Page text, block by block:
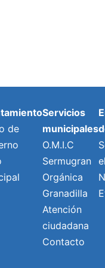
de
Servicios
municipales
O.M.I.C
Sermugran
Orgánica
Granadilla
Atención
ciudadana
Contacto